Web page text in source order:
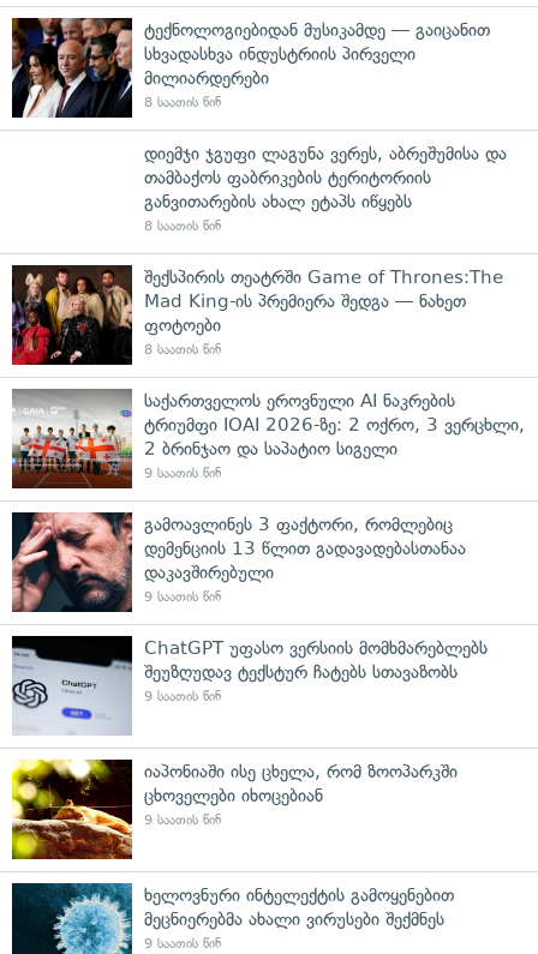
ტექნოლოგიებიდან მუსიკამდე — გაიცანით
სხვადასხვა ინდუსტრიის პირველი
მილიარდერები
8 საათის წინ
დიემჯი ჯგუფი ლაგუნა ვერეს, აბრეშუმისა და
თამბაქოს ფაბრიკების ტერიტორიის
განვითარების ახალ ეტაპს იწყებს
8 საათის წინ
შექსპირის თეატრში Game of Thrones:The
Mad King-ის პრემიერა შედგა — ნახეთ
ფოტოები
8 საათის წინ
საქართველოს ეროვნული AI ნაკრების
ტრიუმფი IOAI 2026-ზე: 2 ოქრო, 3 ვერცხლი,
2 ბრინჯაო და საპატიო სიგელი
9 საათის წინ
გამოავლინეს 3 ფაქტორი, რომლებიც
დემენციის 13 წლით გადავადებასთანაა
დაკავშირებული
9 საათის წინ
ChatGPT უფასო ვერსიის მომხმარებლებს
შეუზღუდავ ტექსტურ ჩატებს სთავაზობს
9 საათის წინ
იაპონიაში ისე ცხელა, რომ ზოოპარკში
ცხოველები იხოცებიან
9 საათის წინ
ხელოვნური ინტელექტის გამოყენებით
მეცნიერებმა ახალი ვირუსები შექმნეს
9 საათის წინ